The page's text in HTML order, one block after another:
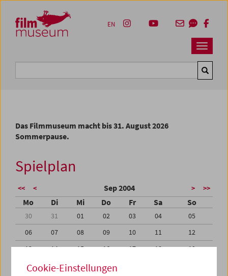
Zum Inhalt
Zum Hauptmenü
Zur Servicenavigation
Zum Suche
Navbar
EN
Das Filmmuseum macht bis 31. August 2026
Sommerpause.
Spielplan
<< < Sep 2004 > >>
Mo Di Mi Do Fr Sa So
30 31 01 02 03 04
05
06
07 08 09 10 11
12
13
14 15 16 17 18
19
20
21 22 23
Cookie-Einstellungen